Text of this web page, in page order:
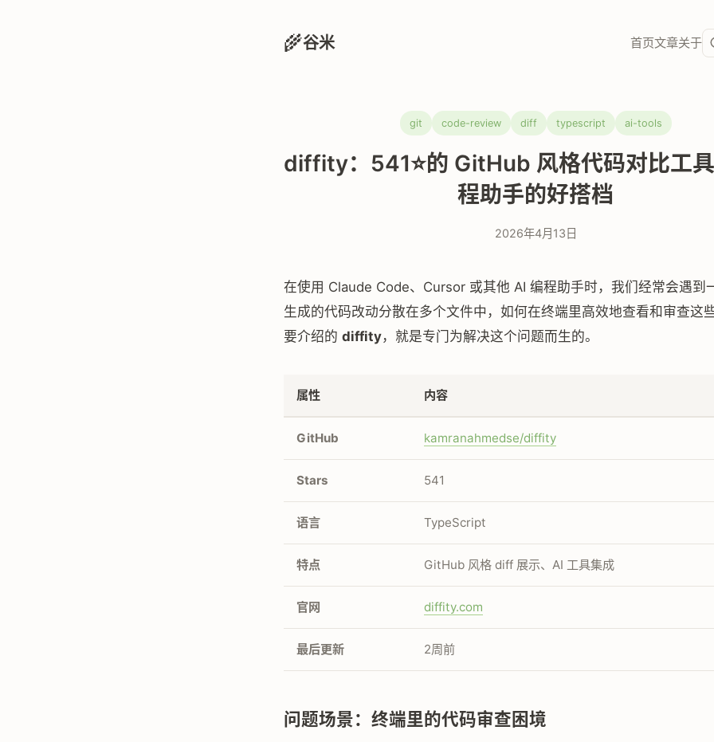
🌾谷米 首页文章关于
git code-review diff typescript ai-tools
diffity：541⭐的 GitHub 风格代码对比工
程助手的好搭档
2026年4月13日
在使用 Claude Code、Cursor 或其他 AI 编程助手时，我们经常会遇到
生成的代码改动分散在多个文件中，如何在终端里高效地查看和审查这
要介绍的 diffity，就是专门为解决这个问题而生的。
属性 内容
GitHub kamranahmedse/diffity
Stars 541
语言 TypeScript
特点 GitHub 风格 diff 展示、AI 工具集成
官网 diffity.com
最后更新 2周前
问题场景：终端里的代码审查困境